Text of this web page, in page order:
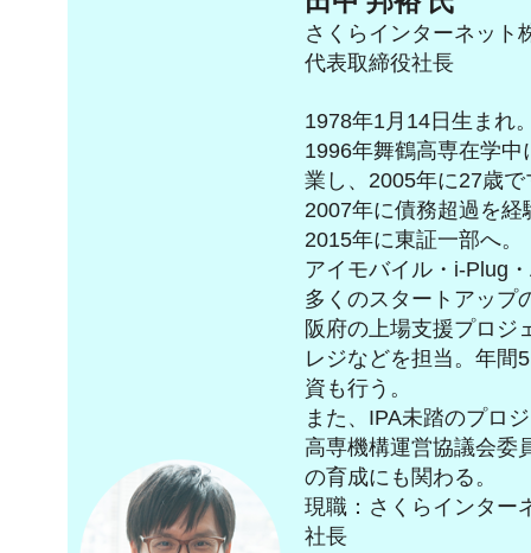
さくらインターネット
代表取締役社長
1978年1月14日生まれ
1996年舞鶴高専在学
業し、2005年に27歳
2007年に債務超過を
2015年に東証一部へ。
アイモバイル・i-Plug
多くのスタートアップ
阪府の上場支援プロジ
レジなどを担当。年間
資も行う。
また、IPA未踏のプロ
高専機構運営協議会委
の育成にも関わる。
現職：さくらインター
社長